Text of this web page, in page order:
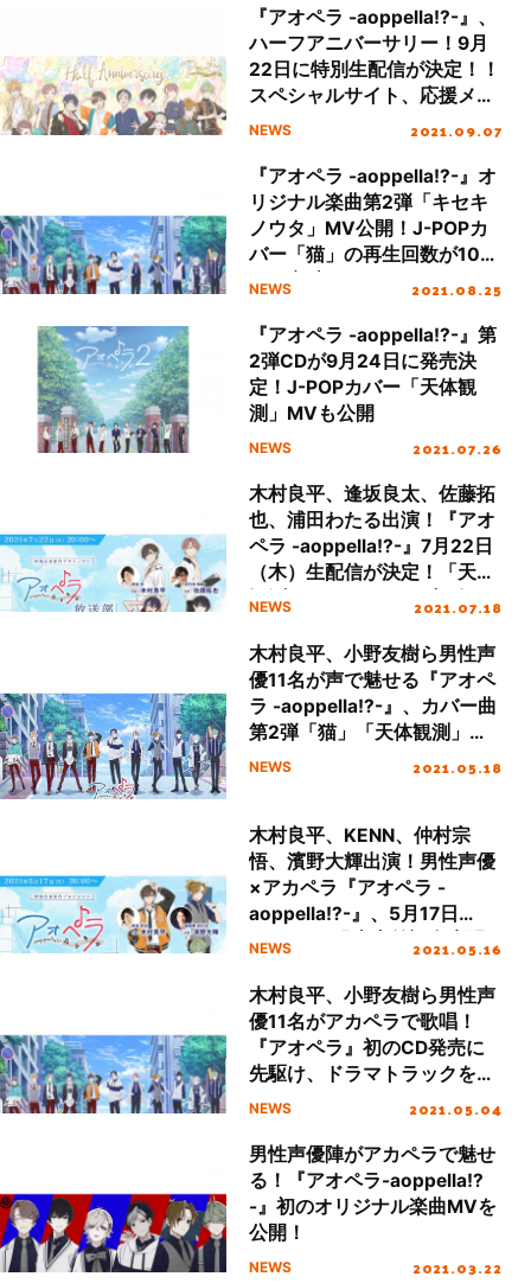
『アオペラ -aoppella!?-』、
ハーフアニバーサリー！9月
22日に特別生配信が決定！！
スペシャルサイト、応援メッ
セージキャンペーンもスター
NEWS 2021.09.07
『アオペラ -aoppella!?-』オ
リジナル楽曲第2弾「キセキ
ノウタ」MV公開！J-POPカ
バー「猫」の再生回数が100
万回突破！
NEWS 2021.08.25
『アオペラ -aoppella!?-』第
2弾CDが9月24日に発売決
定！J-POPカバー「天体観
測」MVも公開
NEWS 2021.07.26
木村良平、逢坂良太、佐藤拓
也、浦田わたる出演！『アオ
ペラ -aoppella!?-』7月22日
（木）生配信が決定！「天体
観測」のカバーMVを初公
NEWS 2021.07.18
木村良平、小野友樹ら男性声
優11名が声で魅せる『アオペ
ラ -aoppella!?-』、カバー曲
第2弾「猫」「天体観測」の
制作を発表！
NEWS 2021.05.18
木村良平、KENN、仲村宗
悟、濱野大輝出演！男性声優
×アカペラ『アオペラ -
aoppella!?-』、5月17日
（月）CD発売直前記念生配
NEWS 2021.05.16
木村良平、小野友樹ら男性声
優11名がアカペラで歌唱！
『アオペラ』初のCD発売に
先駆け、ドラマトラックを公
開！
NEWS 2021.05.04
男性声優陣がアカペラで魅せ
る！『アオペラ-aoppella!?
-』初のオリジナル楽曲MVを
公開！
NEWS 2021.03.22